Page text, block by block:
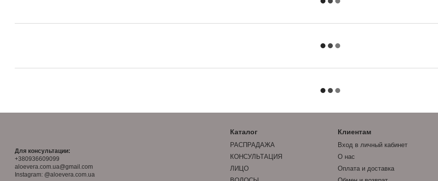
Для консультации:
+380936609099
aloevera.com.ua@gmail.com
Instagram: @aloevera.com.ua
Каталог
РАСПРАДАЖА
КОНСУЛЬТАЦИЯ
ЛИЦО
Клиентам
Вход в личный кабинет
О нас
Оплата и доставка